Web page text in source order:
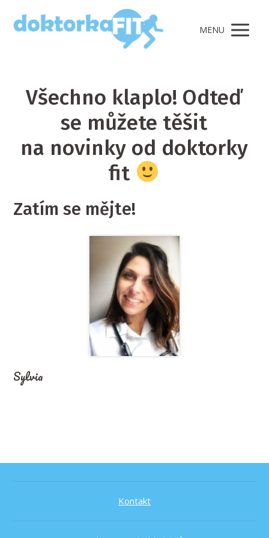
MENU
Všechno klaplo! Odteď
se můžete těšit
na novinky od doktorky
fit
Zatím se mějte!
Sylvia
Kontakt